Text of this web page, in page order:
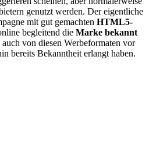
genutzt werden. Der eigentliche
mit gut gemachten HTML5-
begleitend die Marke bekannt
von diesen Werbeformaten vor
bereits Bekanntheit erlangt haben.